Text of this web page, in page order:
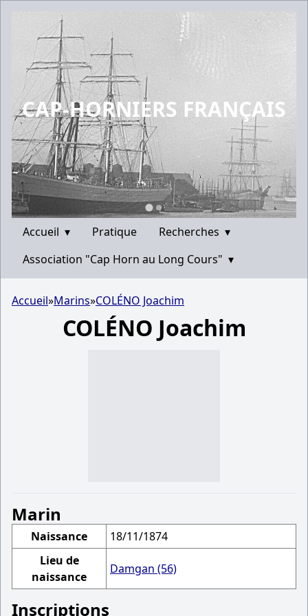
CAP-HORNIERS FRANÇAIS
Accueil ▾ Pratique Recherches ▾
Association "Cap Horn au Long Cours" ▾
Accueil»Marins»COLÉNO Joachim
COLÉNO Joachim
Marin
Naissance
18/11/1874
Lieu de
naissance
Damgan (56)
Inscriptions